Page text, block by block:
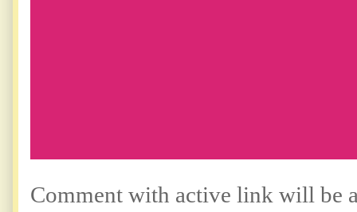
Comment with active link will be